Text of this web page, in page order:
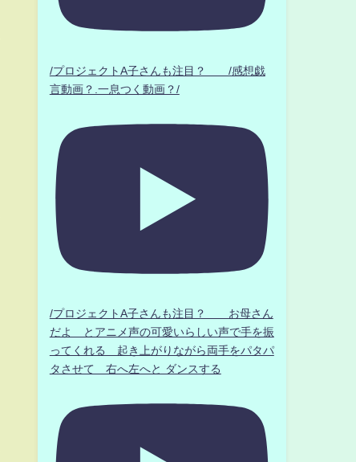
/プロジェクトA子さんも注目？ /感想戯
言動画？.一息つく動画？/
/プロジェクトA子さんも注目？ お母さん
だよ とアニメ声の可愛いらしい声で手を振
ってくれる 起き上がりながら両手をパタパ
タさせて 右へ左へと ダンスする